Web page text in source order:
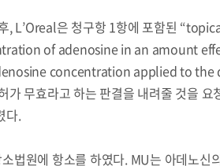
, L’Oreal은 청구항 1항에 포함된
of adenosine in an amount
concentration applied to the
가 무효라고 하는 판결을 내려줄 것을
다.
법원에 항소를 하였다. MU는 아데노